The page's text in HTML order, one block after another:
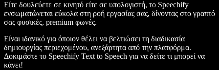
Είτε δουλεύετε σε κινητό είτε σε υπολογιστή, το Speechify
ενσωματώνεται εύκολα στη ροή εργασίας σας, δίνοντας στο γραπτό
σας φυσικές, premium φωνές.
Είναι ιδανικό για όποιον θέλει να βελτιώσει τη διαδικασία
δημιουργίας περιεχομένου, ανεξάρτητα από την πλατφόρμα.
Δοκιμάστε το Speechify Text to Speech για να δείτε τι μπορεί να
κάνει!